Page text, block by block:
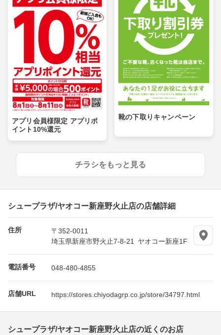
アプリ会員様限定 アプリポ
イント10%還元
靴の下取りキャンペーン
チラシをもっと見る
シュープラザ/ヤオコー新座野火止店の店舗詳細
住所
〒352-0011
埼玉県新座市野火止7-8-21 ヤオコー新座1F
電話番号 048-480-4855
店舗URL https://stores.chiyodagrp.co.jp/store/34797.html
シュープラザ/ヤオコー新座野火止店の近くのお店